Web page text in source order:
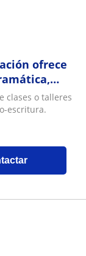
ofrece
clases o talleres
escritura.